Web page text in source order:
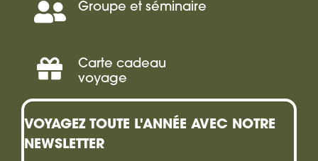
Groupe et séminaire
Séminaire,
Incentive
Carte cadeau
voyage
Offrir
une
carte
VOYAGEZ TOUTE L'ANNÉE AVEC NOTRE
NEWSLETTER